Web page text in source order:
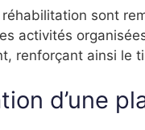
sont
activités
renforçant ainsi le
d’une